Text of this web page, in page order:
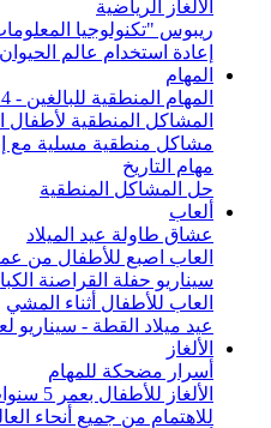
الألغاز الرياضية
ريبوس "تكنولوجيا
إعادة استخدام عالم
المهام
المهام المنطقية للبالغين - 14 تمرينًا مبتكرًا
المشاكل المنطقية لأطفال المدارس -
مشاكل منطقية مسلية مع
مهام التاريخ
حل المشاكل المنطقية
ألعاب
عشاق طاولة عيد الميلاد
العاب اصبع للأطفال من
سيناريو حفلة القراصنة
العاب للأطفال أثناء المشي
عيد ميلاد القطة - سيناريو
الألغاز
أسرار مضحكة للمهام
للاهتمام من جميع أنحاء